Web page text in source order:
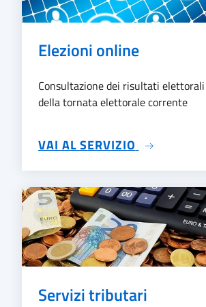
Elezioni online
Consultazione dei risultati
della tornata elettorale corrente
VAI AL SERVIZIO SU
Servizi tributari